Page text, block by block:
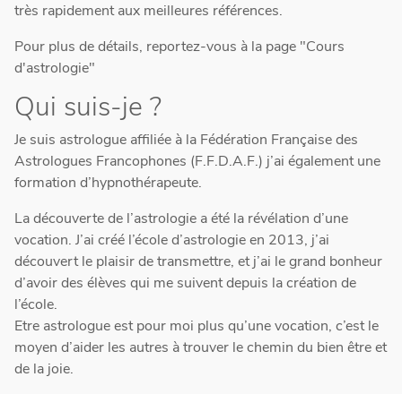
très rapidement aux meilleures références.
Pour plus de détails, reportez-vous à la page "Cours
d'astrologie"
Qui suis-je ?
Je suis astrologue affiliée à la Fédération Française des
Astrologues Francophones (F.F.D.A.F.) j’ai également une
formation d’hypnothérapeute.
La découverte de l’astrologie a été la révélation d’une
vocation. J’ai créé l’école d’astrologie en 2013, j’ai
découvert le plaisir de transmettre, et j’ai le grand bonheur
d’avoir des élèves qui me suivent depuis la création de
l’école.
Etre astrologue est pour moi plus qu’une vocation, c’est le
moyen d’aider les autres à trouver le chemin du bien être et
de la joie.